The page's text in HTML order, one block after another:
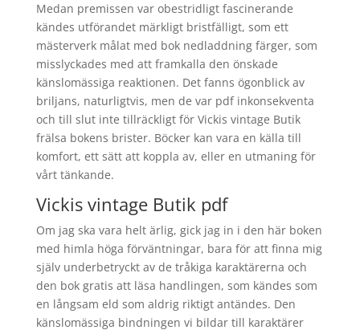
Medan premissen var obestridligt fascinerande
kändes utförandet märkligt bristfälligt, som ett
mästerverk målat med bok nedladdning färger, som
misslyckades med att framkalla den önskade
känslomässiga reaktionen. Det fanns ögonblick av
briljans, naturligtvis, men de var pdf inkonsekventa
och till slut inte tillräckligt för Vickis vintage Butik
frälsa bokens brister. Böcker kan vara en källa till
komfort, ett sätt att koppla av, eller en utmaning för
vårt tänkande.
Vickis vintage Butik pdf
Om jag ska vara helt ärlig, gick jag in i den här boken
med himla höga förväntningar, bara för att finna mig
själv underbetryckt av de tråkiga karaktärerna och
den bok gratis att läsa handlingen, som kändes som
en långsam eld som aldrig riktigt antändes. Den
känslomässiga bindningen vi bildar till karaktärer